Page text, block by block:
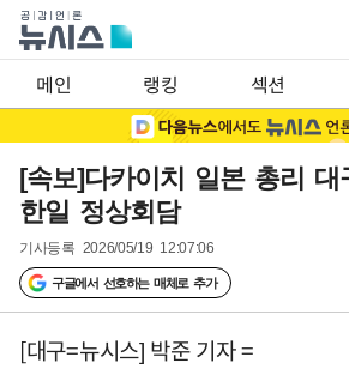
메인 랭킹 섹션
[속보]다카이치 일본 총리
한일 정상회담
기사등록 2026/05/19 12:07:06
구글에서 선호하는 매체로 추가
[대구=뉴시스] 박준 기자 =